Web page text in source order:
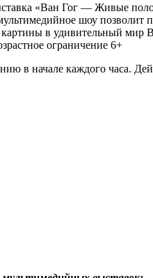
«Ван Гог — Живые
шоу позволит
картины в удивительный
ограничение 6+
в начале каждого часа.